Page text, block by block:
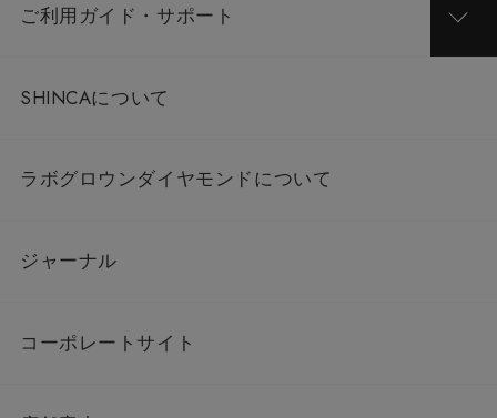
ご利用ガイド・サポート
SHINCAについて
ラボグロウンダイヤモンドについて
ジャーナル
コーポレートサイト